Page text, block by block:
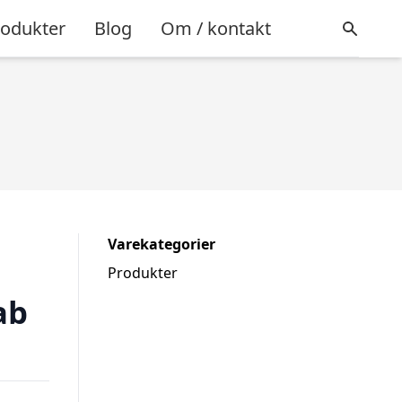
Blog Om / kontakt
Varekategorier
Produkter